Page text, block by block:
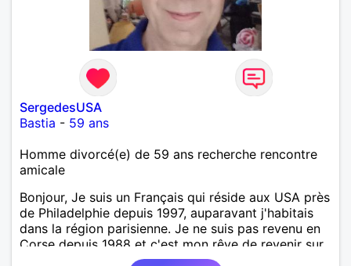
SergedesUSA
Bastia - 59 ans
Homme divorcé(e) de 59 ans recherche rencontre
amicale
Bonjour, Je suis un Français qui réside aux USA près
de Philadelphie depuis 1997, auparavant j'habitais
dans la région parisienne. Je ne suis pas revenu en
Corse depuis 1988 et c'est mon rêve de revenir sur
l'île de beauté et même peut-être d'y rester. J'ai